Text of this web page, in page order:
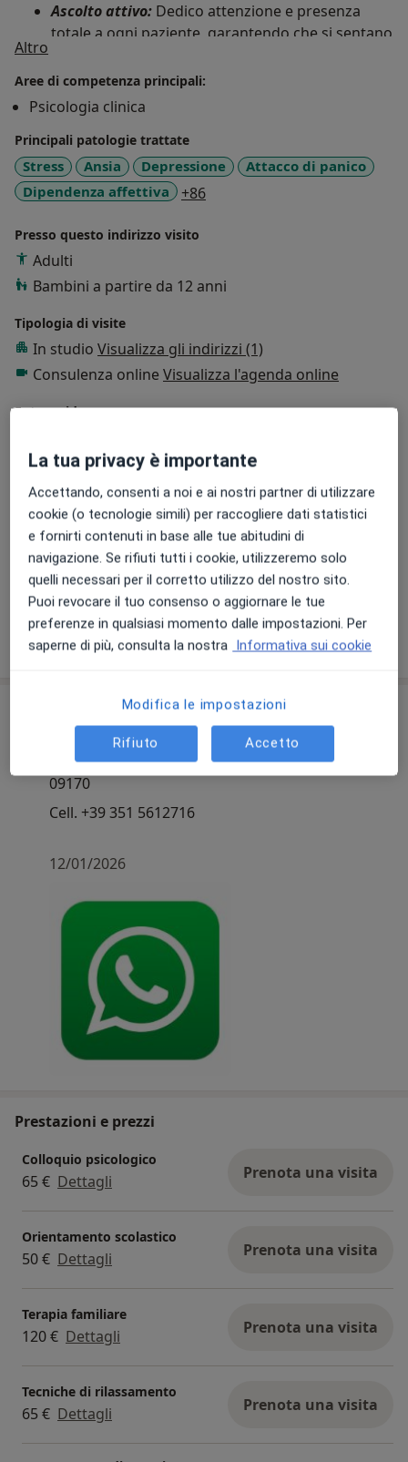
Ascolto attivo: Dedico attenzione e presenza
totale a ogni paziente, garantendo che si sentano
Altro
Aree di competenza principali:
Psicologia clinica
Principali patologie trattate
Stress Ansia Depressione
Attacco di panico
Dipendenza affettiva
+86a11y_sr_more_diseases
Presso questo indirizzo visito
Adulti
Bambini a partire da 12 anni
Tipologia di visite
In studio Visualizza gli indirizzi (1)
Consulenza online Visualizza l'agenda online
Foto e video
Visualizza galleria (2)
Mostra dettagli
sull'esperienza
Comunicazioni importanti
Dott.ssa Pamela Puggioni
Prolungamento Via Campanelli snc, Oristano
09170
Cell. +39 351 5612716
12/01/2026
Prestazioni e prezzi
Colloquio psicologico
65 € Dettagli Prenota una visita
Orientamento scolastico
50 € Dettagli Prenota una visita
Terapia familiare
120 € Dettagli Prenota una visita
Tecniche di rilassamento
65 € Dettagli Prenota una visita
La tua privacy è importante
Accettando, consenti a noi e ai nostri partner di utilizzare
cookie (o tecnologie simili) per raccogliere dati statistici
e fornirti contenuti in base alle tue abitudini di
navigazione. Se rifiuti tutti i cookie, utilizzeremo solo
quelli necessari per il corretto utilizzo del nostro sito.
Puoi revocare il tuo consenso o aggiornare le tue
preferenze in qualsiasi momento dalle impostazioni. Per
saperne di più, consulta la nostra Informativa sui cookie
Modifica le impostazioni
Rifiuto Accetto